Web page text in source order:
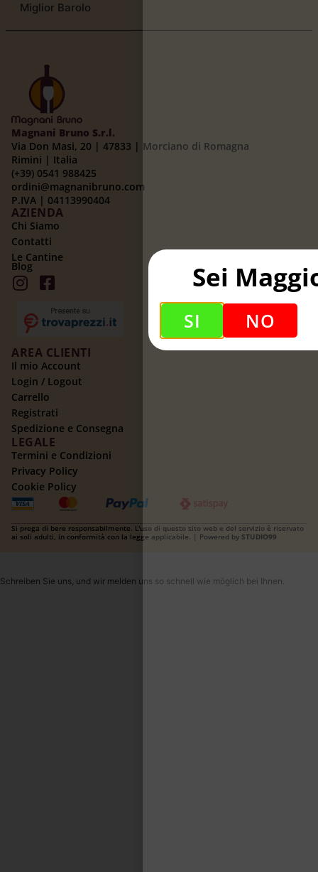
Miglior Barolo
Magnani Bruno S.r.l.
Via Don Masi, 20 | 47833 | Morciano di Romagna
Rimini | Italia
(+39) 0541 988425
ordini@magnanibruno.com
P.IVA | 04113990404
AZIENDA
Chi Siamo
Contatti
Le Cantine
Blog
AREA CLIENTI
Il mio Account
Login / Logout
Carrello
Registrati
Spedizione e Consegna
LEGALE
Termini e Condizioni
Privacy Policy
Cookie Policy
Si prega di bere responsabilmente. L'uso di questo sito web e del servizio è riservato
ai soli adulti, in conformità con la legge applicabile. | Powered by STUDIO99
Schreiben Sie uns, und wir melden uns so schnell wie möglich bei Ihnen.
Sei
SI NO